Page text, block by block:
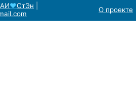
♥СтЭн О проекте